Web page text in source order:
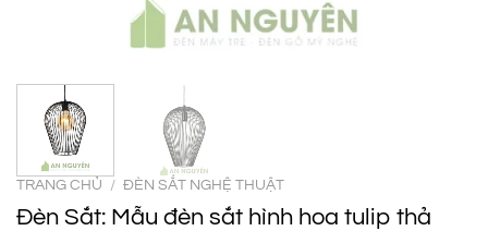
TRANG CHỦ / ĐÈN SẮT NGHỆ THUẬT
Đèn Sắt: Mẫu đèn sắt hình hoa tulip thả